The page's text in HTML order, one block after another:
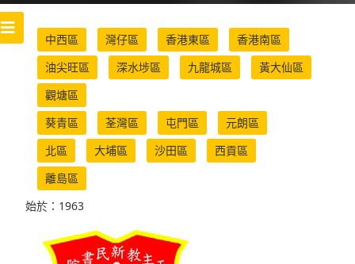
中西區 灣仔區 香港東區
香港南區
油尖旺區
深水埗區 九龍城區
黃大仙區
觀塘區
葵青區
荃灣區 屯門區
元朗區
北區
大埔區 沙田區
西貢區
離島區
始於：1963